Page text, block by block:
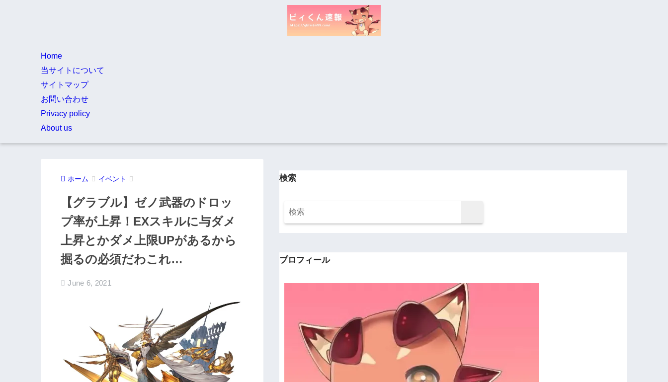
Home
当サイトについて
サイトマップ
お問い合わせ
Privacy policy
About us
ホーム イベント
【グラブル】ゼノ武器のドロッ
プ率が上昇！EXスキルに与ダメ
上昇とかダメ上限UPがあるから
掘るの必須だわこれ…
June 6, 2021
検索
プロフィール